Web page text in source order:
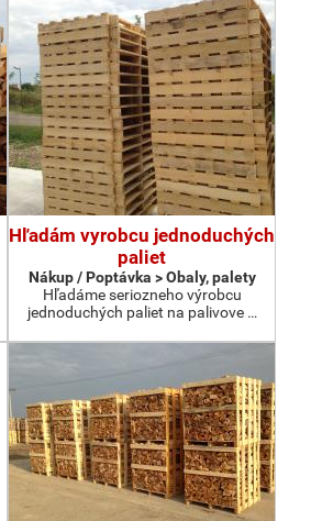
Hľadám vyrobcu jednoduchých
paliet
Nákup / Poptávka > Obaly, palety
Hľadáme seriozneho výrobcu
jednoduchých paliet na palivove …